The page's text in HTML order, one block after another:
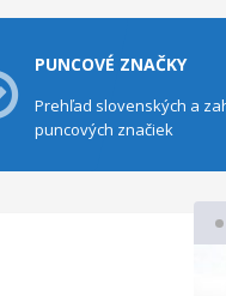
PUNCOVÉ ZNAČKY
Prehľad slovenských a
puncových značiek